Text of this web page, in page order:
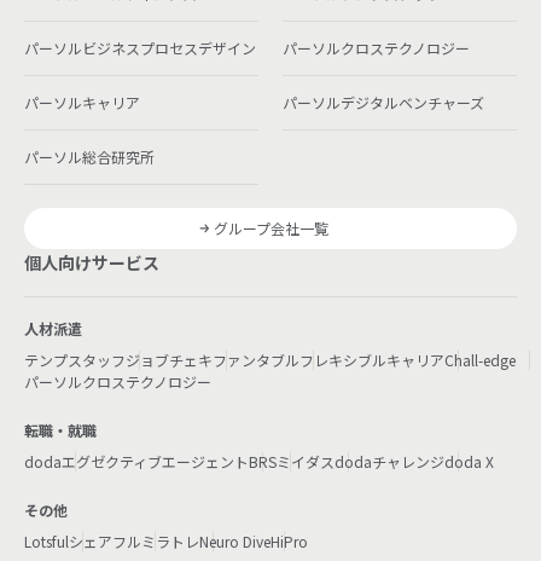
パーソルビジネスプロセスデザイン パーソルクロステクノロジー
パーソルキャリア パーソルデジタルベンチャーズ
パーソル総合研究所
グループ会社一覧
個人向けサービス
人材派遣
テンプスタッフジョブチェキファンタブルフレキシブルキャリアChall-edge
パーソルクロステクノロジー
転職・就職
dodaエグゼクティブエージェントBRSミイダスdodaチャレンジdoda X
その他
LotsfulシェアフルミラトレNeuro DiveHiPro